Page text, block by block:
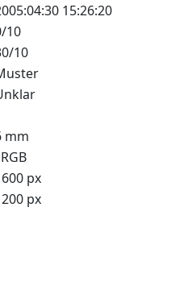
15:26:20
10
10
mm
px
px